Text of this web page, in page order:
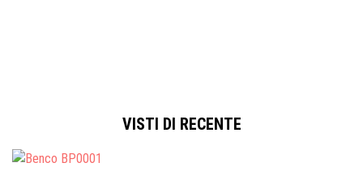
VISTI DI RECENTE